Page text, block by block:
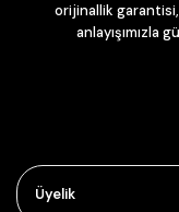
orijinallik garantisi,
anlayışımızla
Üyelik